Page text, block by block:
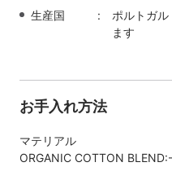
生産国
ポルトガ
ます
お手入れ方法
マテリアル
ORGANIC COTTON BLEND:-